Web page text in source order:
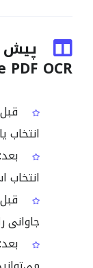
پیش
PDF OCR
انتخاب
جاوانی